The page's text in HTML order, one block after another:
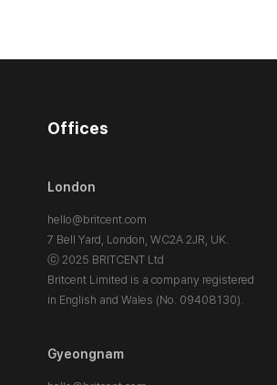
Offices
London
hello@britcent.com
7 Bell Yard, London, WC2A 2JR, UK.
ⓒ 2025 BRITCENT Ltd
Britcent Limited is a company registered
in English and Wales (No. 09408130).
Gyeongnam